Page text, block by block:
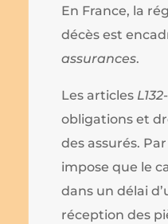
En France, la
décès est
assurances.
Les articles
obligations et
des assurés.
impose que le
dans un délai
réception des